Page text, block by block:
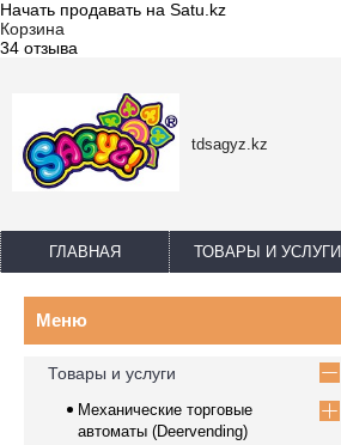
Начать продавать на Satu.kz
Корзина
34 отзыва
tdsagyz.kz
ГЛАВНАЯ ТОВАРЫ И УСЛУГИ
Товары и услуги
Механические торговые
автоматы (Deervending)